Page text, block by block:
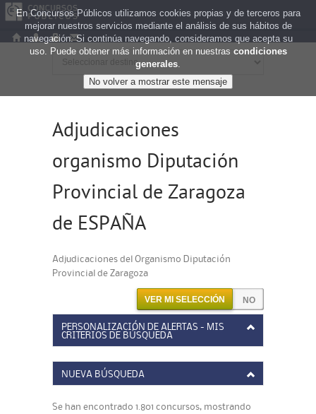
Adjudicaciones
organismo Diputación
Provincial de Zaragoza
de ESPAÑA
Adjudicaciones del Organismo Diputación
Provincial de Zaragoza
VER MI SELECCIÓN
PERSONALIZACIÓN DE ALERTAS - MIS
CRITERIOS DE BÚSQUEDA
NUEVA BÚSQUEDA
Se han encontrado 1.801 concursos, mostrando
En Concursos Públicos utilizamos cookies propias y de terceros para
mejorar nuestros servicios mediante el análisis de sus hábitos de
navegación. Si continúa navegando, consideramos que acepta su
uso. Puede obtener más información en nuestras condiciones
generales.